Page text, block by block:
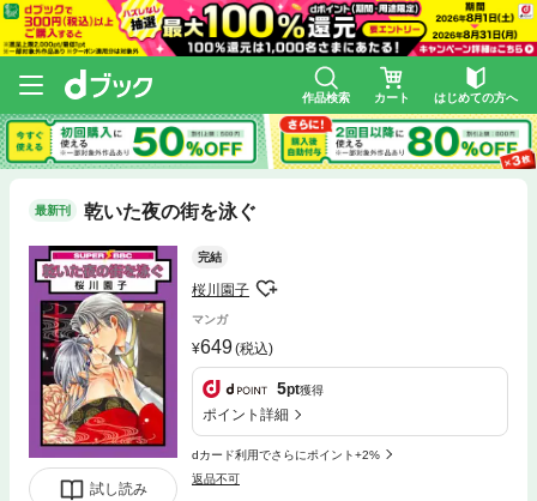
作品検索 カート はじめての方へ
最新刊 乾いた夜の街を泳ぐ
試し読み
完結
桜川園子
マンガ
649(税込)
5pt獲得
ポイント詳細
dカード利用でさらにポイント+2%
返品不可